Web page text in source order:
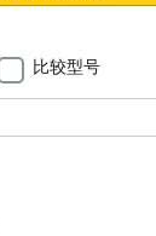
比较型号